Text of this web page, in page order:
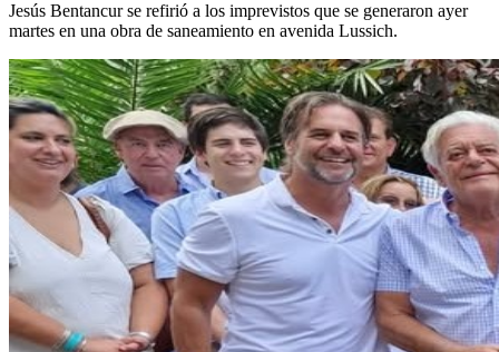
Jesús Bentancur se refirió a los imprevistos que se generaron ayer
martes en una obra de saneamiento en avenida Lussich.